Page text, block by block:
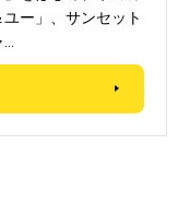
ー」、サンセット